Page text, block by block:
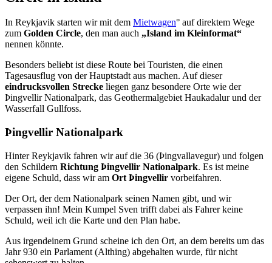
In Reykjavik starten wir mit dem Mietwagen° auf direktem Wege
zum Golden Circle, den man auch „Island im Kleinformat“
nennen könnte.
Besonders beliebt ist diese Route bei Touristen, die einen
Tagesausflug von der Hauptstadt aus machen. Auf dieser
eindrucksvollen Strecke liegen ganz besondere Orte wie der
Þingvellir Nationalpark, das Geothermalgebiet Haukadalur und der
Wasserfall Gullfoss.
Þingvellir Nationalpark
Hinter Reykjavik fahren wir auf die 36 (Þingvallavegur) und folgen
den Schildern Richtung Þingvellir Nationalpark. Es ist meine
eigene Schuld, dass wir am Ort Þingvellir vorbeifahren.
Der Ort, der dem Nationalpark seinen Namen gibt, und wir
verpassen ihn! Mein Kumpel Sven trifft dabei als Fahrer keine
Schuld, weil ich die Karte und den Plan habe.
Aus irgendeinem Grund scheine ich den Ort, an dem bereits um das
Jahr 930 ein Parlament (Althing) abgehalten wurde, für nicht